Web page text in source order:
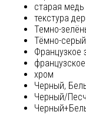
старая медь
текстура
Темно-
Тёмно-серый
Французкое
хром
Черный,
Черный/